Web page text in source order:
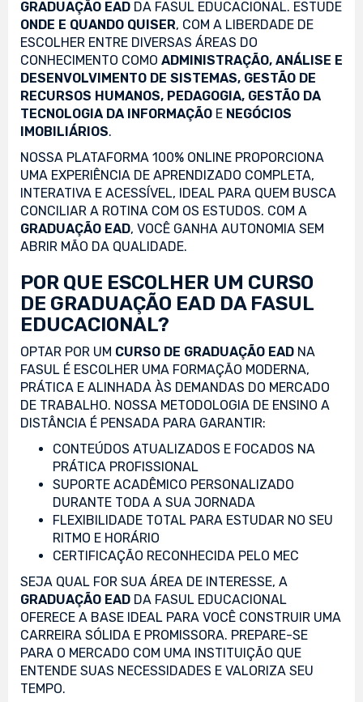
GRADUAÇÃO EAD DA FASUL EDUCACIONAL. ESTUDE
ONDE E QUANDO QUISER, COM A LIBERDADE DE
ESCOLHER ENTRE DIVERSAS ÁREAS DO
CONHECIMENTO COMO ADMINISTRAÇÃO, ANÁLISE E
DESENVOLVIMENTO DE SISTEMAS, GESTÃO DE
RECURSOS HUMANOS, PEDAGOGIA, GESTÃO DA
TECNOLOGIA DA INFORMAÇÃO E NEGÓCIOS
IMOBILIÁRIOS.
NOSSA PLATAFORMA 100% ONLINE PROPORCIONA
UMA EXPERIÊNCIA DE APRENDIZADO COMPLETA,
INTERATIVA E ACESSÍVEL, IDEAL PARA QUEM BUSCA
CONCILIAR A ROTINA COM OS ESTUDOS. COM A
GRADUAÇÃO EAD, VOCÊ GANHA AUTONOMIA SEM
ABRIR MÃO DA QUALIDADE.
POR QUE ESCOLHER UM CURSO
DE GRADUAÇÃO EAD DA FASUL
EDUCACIONAL?
OPTAR POR UM CURSO DE GRADUAÇÃO EAD NA
FASUL É ESCOLHER UMA FORMAÇÃO MODERNA,
PRÁTICA E ALINHADA ÀS DEMANDAS DO MERCADO
DE TRABALHO. NOSSA METODOLOGIA DE ENSINO A
DISTÂNCIA É PENSADA PARA GARANTIR:
CONTEÚDOS ATUALIZADOS E FOCADOS NA
PRÁTICA PROFISSIONAL
SUPORTE ACADÊMICO PERSONALIZADO
DURANTE TODA A SUA JORNADA
FLEXIBILIDADE TOTAL PARA ESTUDAR NO SEU
RITMO E HORÁRIO
CERTIFICAÇÃO RECONHECIDA PELO MEC
SEJA QUAL FOR SUA ÁREA DE INTERESSE, A
GRADUAÇÃO EAD DA FASUL EDUCACIONAL
OFERECE A BASE IDEAL PARA VOCÊ CONSTRUIR UMA
CARREIRA SÓLIDA E PROMISSORA. PREPARE-SE
PARA O MERCADO COM UMA INSTITUIÇÃO QUE
ENTENDE SUAS NECESSIDADES E VALORIZA SEU
TEMPO.